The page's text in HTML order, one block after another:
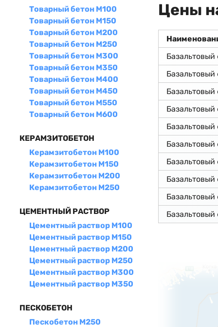
Товарный бетон М100
Товарный бетон М150
Товарный бетон М200
Товарный бетон М250
Товарный бетон М300
Товарный бетон М350
Товарный бетон М400
Товарный бетон М450
Товарный бетон М550
Товарный бетон М600
КЕРАМЗИТОБЕТОН
Керамзитобетон М100
Керамзитобетон М150
Керамзитобетон М200
Керамзитобетон М250
ЦЕМЕНТНЫЙ РАСТВОР
Цементный раствор М100
Цементный раствор М150
Цементный раствор М200
Цементный раствор М250
Цементный раствор М300
Цементный раствор М350
ПЕСКОБЕТОН
Пескобетон М250
Цены